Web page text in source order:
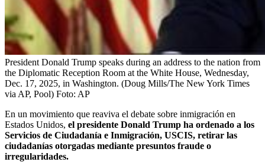
President Donald Trump speaks during an address to the nation from
the Diplomatic Reception Room at the White House, Wednesday,
Dec. 17, 2025, in Washington. (Doug Mills/The New York Times
via AP, Pool) Foto: AP
En un movimiento que reaviva el debate sobre inmigración en
Estados Unidos, el presidente Donald Trump ha ordenado a los
Servicios de Ciudadanía e Inmigración, USCIS, retirar las
ciudadanías otorgadas mediante presuntos fraude o
irregularidades.